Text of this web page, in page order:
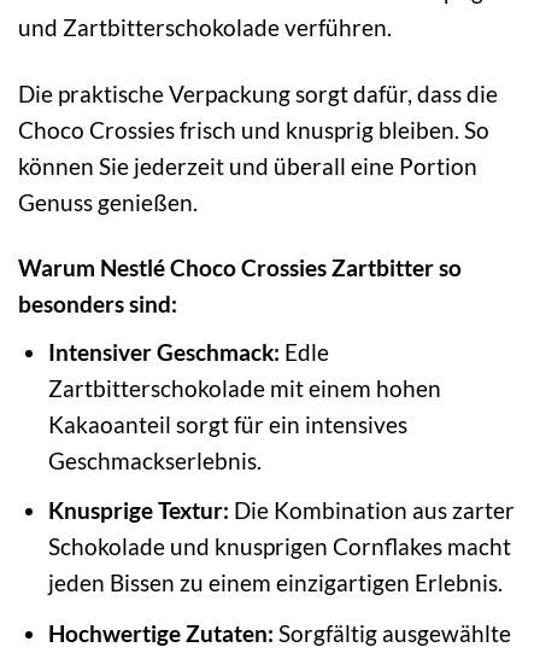
und Zartbitterschokolade verführen.
Die praktische Verpackung sorgt dafür, dass die
Choco Crossies frisch und knusprig bleiben. So
können Sie jederzeit und überall eine Portion
Genuss genießen.
Warum Nestlé Choco Crossies Zartbitter so
besonders sind:
Intensiver Geschmack: Edle
Zartbitterschokolade mit einem hohen
Kakaoanteil sorgt für ein intensives
Geschmackserlebnis.
Knusprige Textur: Die Kombination aus zarter
Schokolade und knusprigen Cornflakes macht
jeden Bissen zu einem einzigartigen Erlebnis.
Hochwertige Zutaten: Sorgfältig ausgewählte